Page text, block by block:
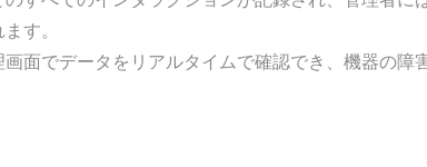
す。
画面でデータをリアルタイムで確認でき、機器の障